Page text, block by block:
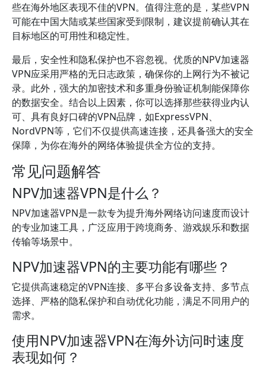
些在海外地区表现不佳的VPN。值得注意的是，某些VPN
可能在中国大陆或某些国家受到限制，建议提前确认其在
目标地区的可用性和稳定性。
最后，安全性和隐私保护也不容忽视。优质的NPV加速器
VPN应采用严格的无日志政策，确保你的上网行为不被记
录。此外，强大的加密技术和多重身份验证机制能保障你
的数据安全。结合以上因素，你可以选择那些获得业内认
可、具有良好口碑的VPN品牌，如ExpressVPN、
NordVPN等，它们不仅提供高速连接，还具备强大的安全
保障，为你在海外的网络体验提供全方位的支持。
常见问题解答
NPV加速器VPN是什么？
NPV加速器VPN是一款专为提升海外网络访问速度而设计
的专业加速工具，广泛应用于跨境商务、游戏娱乐和数据
传输等场景中。
NPV加速器VPN的主要功能有哪些？
它提供高速稳定的VPN连接、多平台多设备支持、多节点
选择、严格的隐私保护和自动优化功能，满足不同用户的
需求。
使用NPV加速器VPN在海外访问时速度
表现如何？